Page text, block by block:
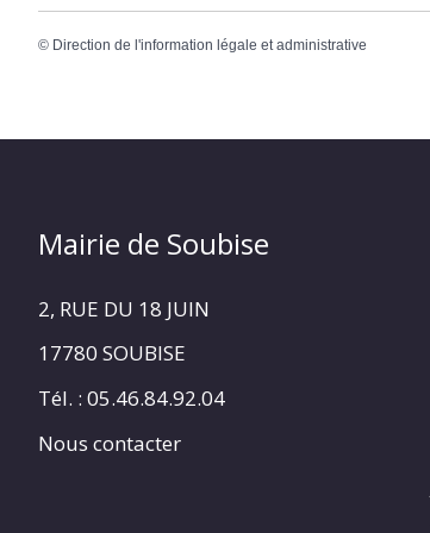
© Direction de l'information légale et administrative
Mairie de Soubise
2, RUE DU 18 JUIN
17780 SOUBISE
Tél. : 05.46.84.92.04
Nous contacter